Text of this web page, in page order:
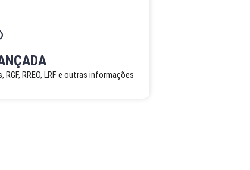
RREO, LRF e outras informações